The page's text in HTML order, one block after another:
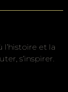
et la
s’inspirer.